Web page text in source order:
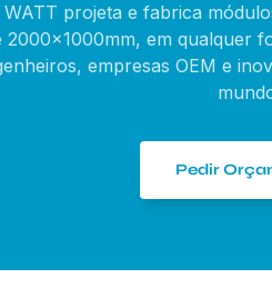
WATT projeta e fabrica
2000×1000mm, em qualquer
empresas OEM e
Pedir